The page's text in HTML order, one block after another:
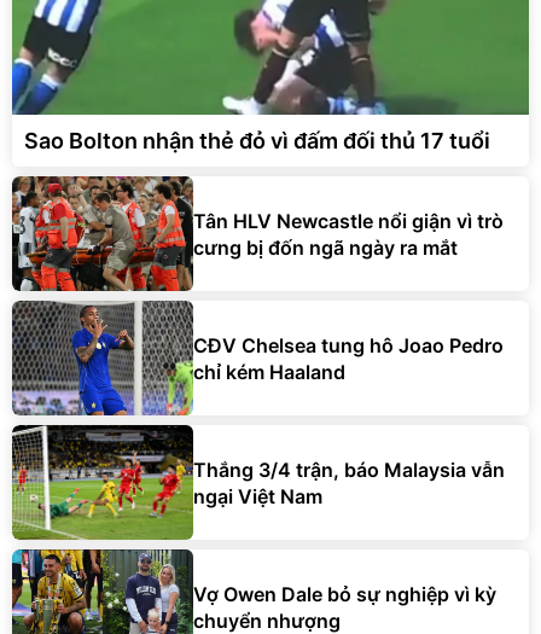
Sao Bolton nhận thẻ đỏ vì đấm đối thủ 17 tuổi
Tân HLV Newcastle nổi giận vì trò
cưng bị đốn ngã ngày ra mắt
CĐV Chelsea tung hô Joao Pedro
chỉ kém Haaland
Thắng 3/4 trận, báo Malaysia vẫn
ngại Việt Nam
Vợ Owen Dale bỏ sự nghiệp vì kỳ
chuyển nhượng